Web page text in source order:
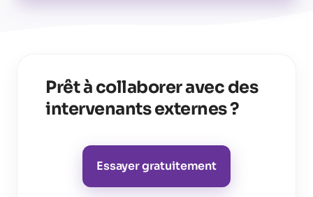
Prêt à collaborer avec des
intervenants externes ?
Essayer gratuitement